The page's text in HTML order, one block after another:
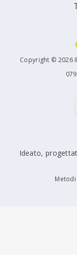
Copyright © 2026
Ideato,